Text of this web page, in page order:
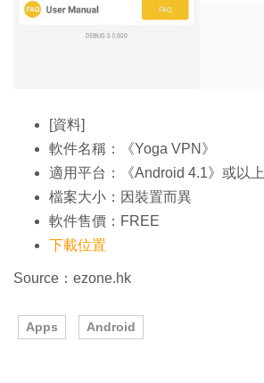
[資料]
軟件名稱：《Yoga VPN》
適用平台：《Android 4.1》或以上
檔案大小：因裝置而異
軟件售價：FREE
下載位置
Source：ezone.hk
Apps Android